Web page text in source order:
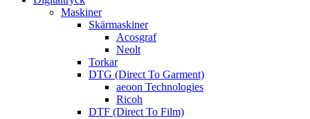
Maskiner
Skärmaskiner
Acosgraf
Neolt
Torkar
DTG (Direct To Garment)
aeoon Technologies
Ricoh
DTF (Direct To Film)